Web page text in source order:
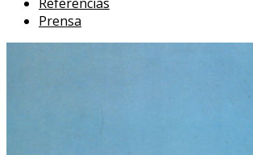
Prensa